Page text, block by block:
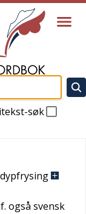
søk
dypfrysing
også svensk